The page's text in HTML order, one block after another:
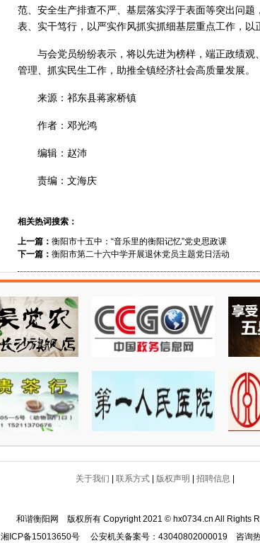
范、安全生产排查不严、基层落实浮于表面等突出问
表、实干笃行，以严实作风抓实抓细基层重点工作，
与会党员纷纷表示，将以先进为榜样，端正政绩
管理、抓实民生工作，助推全镇经济社会高质量发展。
来源：祁东县蒋家桥镇
作者：邓光鸿
编辑：赵沛
责编：文海庆
相关热词搜索：
上一篇： 衡阳市十五中：“音乐里的衡阳记忆”党史思政课
下一篇： 衡阳市第二十六中学开展退休党员主题党日活动
关于我们 联系方式| 版权声明 招聘信息
和谐衡阳网 版权所有 Copyright 2021 © hx0734.cn All Rights
湘ICP备15013650号公安机关备案号： 43040802000019咨询热